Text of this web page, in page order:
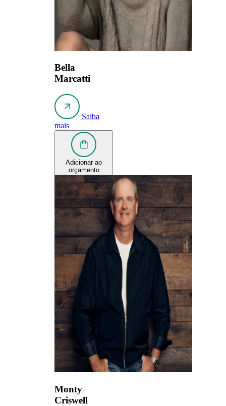
Bella
Marcatti
Saiba
mais
Adicionar ao
orçamento
Monty
Criswell